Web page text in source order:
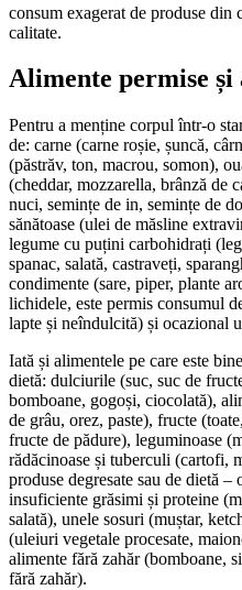
consum exagerat de produse
calitate.
Alimente permise și
Pentru a menține corpul într-o
de: carne (carne roșie, șuncă,
(păstrăv, ton, macrou, somon),
(cheddar, mozzarella, brânză de
nuci, semințe de in, semințe de
sănătoase (ulei de măsline
legume cu puțini carbohidrați
spanac, salată, castraveți,
condimente (sare, piper, plante
lichidele, este permis consumul
lapte și neîndulcită) și ocazional
Iată și alimentele pe care este
dietă: dulciurile (suc, suc de
bomboane, gogoși, ciocolată),
de grâu, orez, paste), fructe
fructe de pădure), leguminoase
rădăcinoase și tuberculi (cartofi,
produse degresate sau de dietă
insuficiente grăsimi și proteine
salată), unele sosuri (muștar,
(uleiuri vegetale procesate,
alimente fără zahăr (bomboane,
fără zahăr).